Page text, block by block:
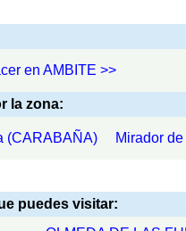
en AMBITE >>
la zona:
(CARABAÑA) Mirador
puedes visitar: